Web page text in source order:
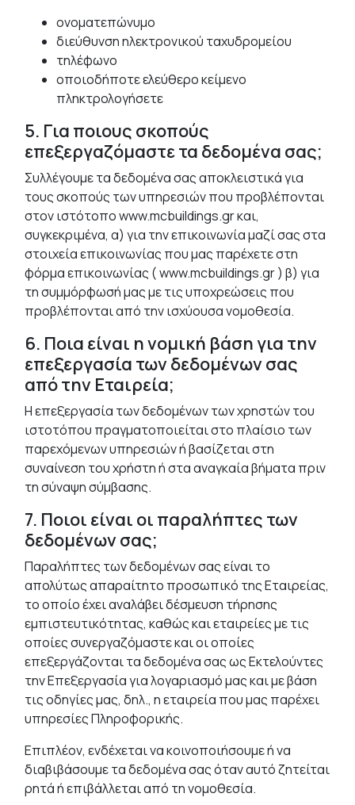
ονοματεπώνυμο
διεύθυνση ηλεκτρονικού ταχυδρομείου
τηλέφωνο
οποιοδήποτε ελεύθερο κείμενο
πληκτρολογήσετε
5. Για ποιους σκοπούς
επεξεργαζόμαστε τα δεδομένα σας;
Συλλέγουμε τα δεδομένα σας αποκλειστικά για
τους σκοπούς των υπηρεσιών που προβλέπονται
στον ιστότοπο www.mcbuildings.gr και,
συγκεκριμένα, α) για την επικοινωνία μαζί σας στα
στοιχεία επικοινωνίας που μας παρέχετε στη
φόρμα επικοινωνίας ( www.mcbuildings.gr ) β) για
τη συμμόρφωσή μας με τις υποχρεώσεις που
προβλέπονται από την ισχύουσα νομοθεσία.
6. Ποια είναι η νομική βάση για την
επεξεργασία των δεδομένων σας
από την Εταιρεία;
Η επεξεργασία των δεδομένων των χρηστών του
ιστοτόπου πραγματοποιείται στο πλαίσιο των
παρεχόμενων υπηρεσιών ή βασίζεται στη
συναίνεση του χρήστη ή στα αναγκαία βήματα πριν
τη σύναψη σύμβασης.
7. Ποιοι είναι οι παραλήπτες των
δεδομένων σας;
Παραλήπτες των δεδομένων σας είναι το
απολύτως απαραίτητο προσωπικό της Εταιρείας,
το οποίο έχει αναλάβει δέσμευση τήρησης
εμπιστευτικότητας, καθώς και εταιρείες με τις
οποίες συνεργαζόμαστε και οι οποίες
επεξεργάζονται τα δεδομένα σας ως Εκτελούντες
την Επεξεργασία για λογαριασμό μας και με βάση
τις οδηγίες μας, δηλ., η εταιρεία που μας παρέχει
υπηρεσίες Πληροφορικής.
Επιπλέον, ενδέχεται να κοινοποιήσουμε ή να
διαβιβάσουμε τα δεδομένα σας όταν αυτό ζητείται
ρητά ή επιβάλλεται από τη νομοθεσία.